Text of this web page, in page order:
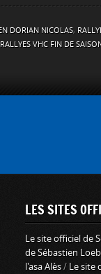
DORIAN NICOLAS,
RALLYES VHC FIN DE
LES SITES
Le site officiel de
de Sébastien Loeb
l'asa Alès/ Le site